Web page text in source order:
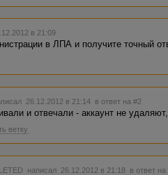
в 21:09
в ЛПА и получите точный
26.12.2012 в 21:14 в ответ на #2
и отвечали - аккаунт не
ветку
написал 26.12.2012 в 21:18 в ответ на